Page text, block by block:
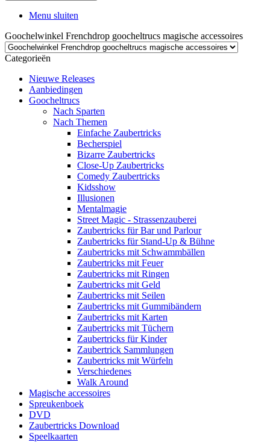
Menu sluiten
Goochelwinkel Frenchdrop goocheltrucs magische accessoires
Categorieën
Nieuwe Releases
Aanbiedingen
Goocheltrucs
Nach Sparten
Nach Themen
Einfache Zaubertricks
Becherspiel
Bizarre Zaubertricks
Close-Up Zaubertricks
Comedy Zaubertricks
Kidsshow
Illusionen
Mentalmagie
Street Magic - Strassenzauberei
Zaubertricks für Bar und Parlour
Zaubertricks für Stand-Up & Bühne
Zaubertricks mit Schwammbällen
Zaubertricks mit Feuer
Zaubertricks mit Ringen
Zaubertricks mit Geld
Zaubertricks mit Seilen
Zaubertricks mit Gummibändern
Zaubertricks mit Karten
Zaubertricks mit Tüchern
Zaubertricks für Kinder
Zaubertrick Sammlungen
Zaubertricks mit Würfeln
Verschiedenes
Walk Around
Magische accessoires
Spreukenboek
DVD
Zaubertricks Download
Speelkaarten